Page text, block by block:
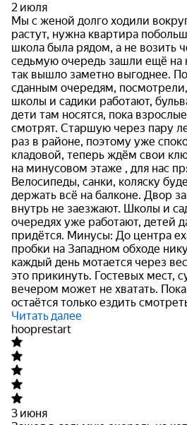
2 июля
Мы с женой долго ходили
растут, нужна квартира
школа была рядом, а не возить
седьмую очередь зашли ещё на
так вышло заметно выгоднее.
сданным очередям,
школы и садики работают,
дети там носятся, пока
смотрят. Старшую через пару
раз в районе, поэтому уже
кладовой, теперь ждём свои
на минусовом этаже , для нас
Велосипеды, санки, коляску
держать всё на балконе. Двор
внутрь не заезжают. Школы и
очередях уже работают, детей
придётся. Минусы: До центра
пробки на Западном обходе
каждый день мотается через
это прикинуть. Гостевых мест,
вечером может не хватать.
остаётся только ездить
Читать далее
hooprestart
3 июня